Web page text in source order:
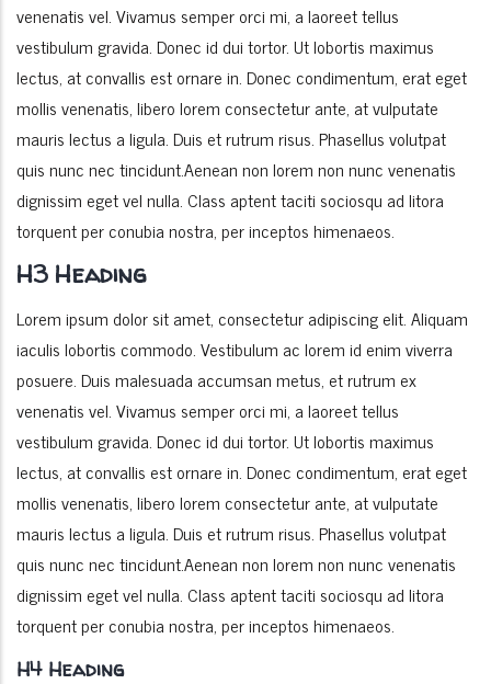
venenatis vel. Vivamus semper orci mi, a laoreet tellus
vestibulum gravida. Donec id dui tortor. Ut lobortis maximus
lectus, at convallis est ornare in. Donec condimentum, erat eget
mollis venenatis, libero lorem consectetur ante, at vulputate
mauris lectus a ligula. Duis et rutrum risus. Phasellus volutpat
quis nunc nec tincidunt.Aenean non lorem non nunc venenatis
dignissim eget vel nulla. Class aptent taciti sociosqu ad litora
torquent per conubia nostra, per inceptos himenaeos.
H3 Heading
Lorem ipsum dolor sit amet, consectetur adipiscing elit. Aliquam
iaculis lobortis commodo. Vestibulum ac lorem id enim viverra
posuere. Duis malesuada accumsan metus, et rutrum ex
venenatis vel. Vivamus semper orci mi, a laoreet tellus
vestibulum gravida. Donec id dui tortor. Ut lobortis maximus
lectus, at convallis est ornare in. Donec condimentum, erat eget
mollis venenatis, libero lorem consectetur ante, at vulputate
mauris lectus a ligula. Duis et rutrum risus. Phasellus volutpat
quis nunc nec tincidunt.Aenean non lorem non nunc venenatis
dignissim eget vel nulla. Class aptent taciti sociosqu ad litora
torquent per conubia nostra, per inceptos himenaeos.
H4 Heading